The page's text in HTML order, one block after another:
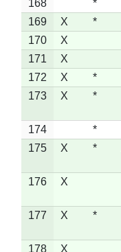
168 *
169
X *
170
X
171
X
172
X *
173
X *
174 *
175
X *
176 X
177 X *
178 X